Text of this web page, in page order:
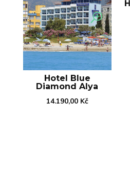
Hotel Blue
Diamond Alya
14.190,00 Kč